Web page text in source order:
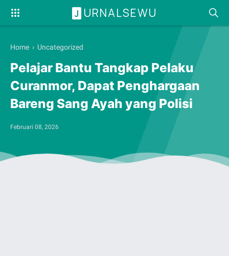
J URNALSEWU
Home › Uncategorized
Pelajar Bantu Tangkap Pelaku
Curanmor, Dapat Penghargaan
Bareng Sang Ayah yang Polisi
Februari 08, 2026